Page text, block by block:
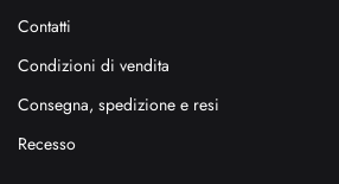
Contatti
Condizioni di vendita
Consegna, spedizione e resi
Recesso